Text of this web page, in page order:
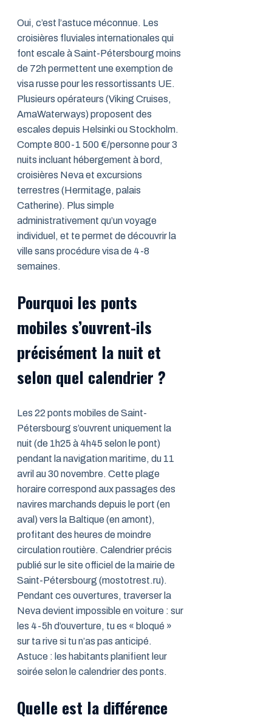
Oui, c’est l’astuce méconnue. Les
croisières fluviales internationales qui
font escale à Saint-Pétersbourg moins
de 72h permettent une exemption de
visa russe pour les ressortissants UE.
Plusieurs opérateurs (Viking Cruises,
AmaWaterways) proposent des
escales depuis Helsinki ou Stockholm.
Compte 800-1 500 €/personne pour 3
nuits incluant hébergement à bord,
croisières Neva et excursions
terrestres (Hermitage, palais
Catherine). Plus simple
administrativement qu’un voyage
individuel, et te permet de découvrir la
ville sans procédure visa de 4-8
semaines.
Pourquoi les ponts
mobiles s’ouvrent-ils
précisément la nuit et
selon quel calendrier ?
Les 22 ponts mobiles de Saint-
Pétersbourg s’ouvrent uniquement la
nuit (de 1h25 à 4h45 selon le pont)
pendant la navigation maritime, du 11
avril au 30 novembre. Cette plage
horaire correspond aux passages des
navires marchands depuis le port (en
aval) vers la Baltique (en amont),
profitant des heures de moindre
circulation routière. Calendrier précis
publié sur le site officiel de la mairie de
Saint-Pétersbourg (mostotrest.ru).
Pendant ces ouvertures, traverser la
Neva devient impossible en voiture : sur
les 4-5h d’ouverture, tu es « bloqué »
sur ta rive si tu n’as pas anticipé.
Astuce : les habitants planifient leur
soirée selon le calendrier des ponts.
Quelle est la différence